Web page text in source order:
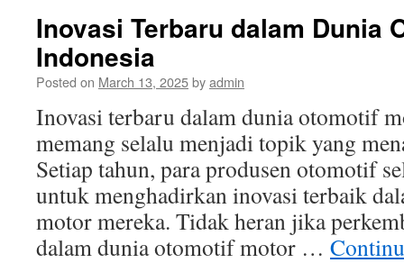
Inovasi Terbaru dalam Dunia
Indonesia
Posted on March 13, 2025byadmin
Inovasi terbaru dalam dunia otomotif
memang selalu menjadi topik yang
Setiap tahun, para produsen otomotif
untuk menghadirkan inovasi terbaik
motor mereka. Tidak heran jika
dalam dunia otomotif motor …